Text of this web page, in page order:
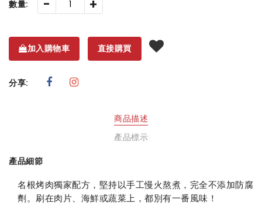
數量: - +
加入購物車 直接購買
分享:
商品描述
產品標示
產品細節
名根烤肉獨家配方，堅持以手工慢火熬煮，完全不添加防腐
劑。刷在肉片、海鮮或蔬菜上，都別有一番風味！